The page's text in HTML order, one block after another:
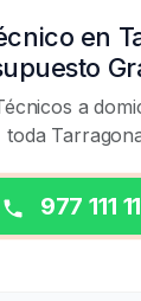
en
a
toda
977 111